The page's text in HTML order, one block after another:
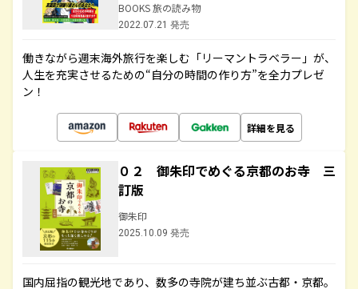
BOOKS 旅の読み物
2022.07.21 発売
働きながら週末海外旅行を楽しむ「リーマントラベラー」が、
人生を充実させるための“自分の時間の作り方”を全力プレゼ
ン！
詳細を見る
０２ 御朱印でめぐる京都のお寺 三
訂版
御朱印
2025.10.09 発売
国内屈指の観光地であり、数多の寺院が建ち並ぶ古都・京都。